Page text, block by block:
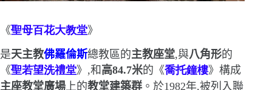
《聖母百花大教堂》
是天主教佛羅倫斯總教區的主教座堂,與八角形的
《聖若望洗禮堂》,和 高84.7米的 《喬托鐘樓》構成
主座教堂廣場上的教堂建築群 。 於1982年,被列入聯